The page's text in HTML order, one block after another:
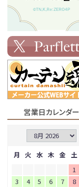
営業日カレンダー
月 火 水 木 金 土
1
3
4 5 6 7 8